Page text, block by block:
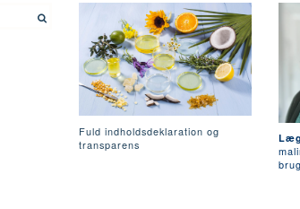
Fuld indholdsdeklaration og
transparens